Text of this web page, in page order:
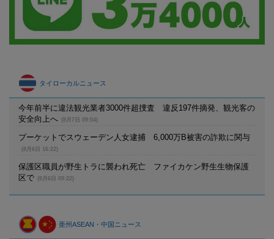
タイローカルニュース
今年前半に違法観光業者3000件超捜査 違反197件摘発、観光客の
安全向上へ
(8月7日 09:04)
プーケットでスウェーデン人女逮捕 6,000万B被害の詐欺に関与
(8月6日 16:22)
保護区職員が野生トラに襲われ死亡 ファイカケン野生生物保護
区で
(8月6日 09:22)
亜州ASEAN・中国ニュース